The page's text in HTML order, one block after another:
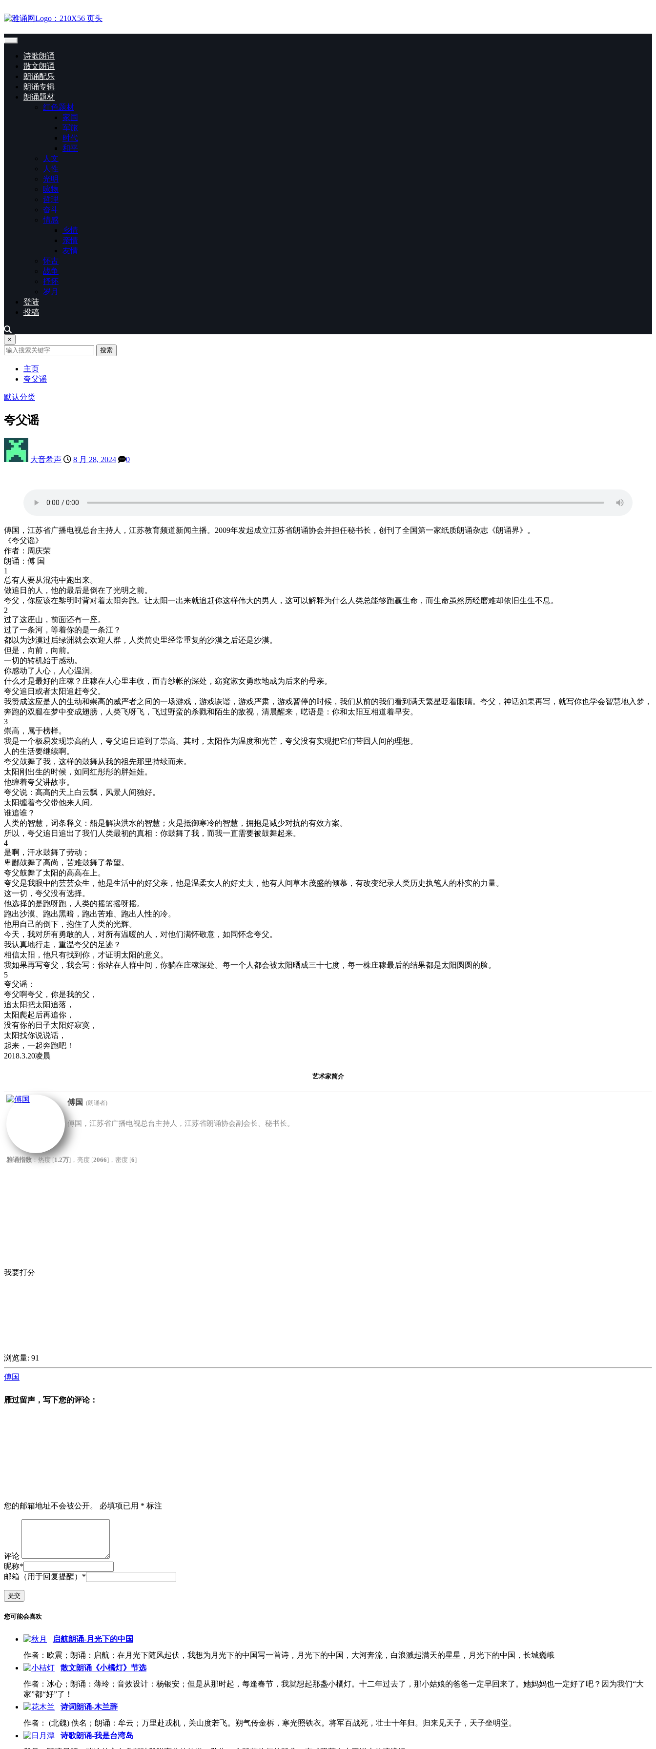
诗歌朗诵
散文朗诵
朗诵配乐
朗诵专辑
朗诵题材
红色题材
家国
军旅
时代
和平
人文
人性
光明
咏物
哲理
奋斗
情感
乡情
亲情
友情
怀古
战争
抒怀
岁月
登陆
投稿
×
搜索
主页
夸父谣
默认分类
夸父谣
大音希声 8 月 28, 2024 0
傅国，江苏省广播电视总台主持人，江苏教育频道新闻主播。2009年发起成立江苏省朗诵协会并担任秘书长，创刊了全国第一家纸质朗诵杂志《朗诵界》。
《夸父谣》
作者：周庆荣
朗诵：傅 国
1
总有人要从混沌中跑出来。
做追日的人，他的最后是倒在了光明之前。
夸父，你应该在黎明时背对着太阳奔跑。让太阳一出来就追赶你这样伟大的男人，这可以解释为什么人类总能够跑赢生命，而生命虽然历经磨难却依旧生生不息。
2
过了这座山，前面还有一座。
过了一条河，等着你的是一条江？
都以为沙漠过后绿洲就会欢迎人群，人类简史里经常重复的沙漠之后还是沙漠。
但是，向前，向前。
一切的转机始于感动。
你感动了人心，人心温润。
什么才是最好的庄稼？庄稼在人心里丰收，而青纱帐的深处，窈窕淑女勇敢地成为后来的母亲。
夸父追日或者太阳追赶夸父。
我赞成这应是人的生动和崇高的威严者之间的一场游戏，游戏诙谐，游戏严肃，游戏暂停的时候，我们从前的我们看到满天繁星眨着眼睛。夸父，神话如果再写，就写你也学会智慧地入梦，
奔跑的双腿在梦中变成翅膀，人类飞呀飞，飞过野蛮的杀戮和陌生的敌视，清晨醒来，呓语是：你和太阳互相道着早安。
3
崇高，属于榜样。
我是一个极易发现崇高的人，夸父追日追到了崇高。其时，太阳作为温度和光芒，夸父没有实现把它们带回人间的理想。
人的生活要继续啊。
夸父鼓舞了我，这样的鼓舞从我的祖先那里持续而来。
太阳刚出生的时候，如同红彤彤的胖娃娃。
他缠着夸父讲故事。
夸父说：高高的天上白云飘，风景人间独好。
太阳缠着夸父带他来人间。
谁追谁？
人类的智慧，词条释义：船是解决洪水的智慧；火是抵御寒冷的智慧，拥抱是减少对抗的有效方案。
所以，夸父追日追出了我们人类最初的真相：你鼓舞了我，而我一直需要被鼓舞起来。
4
是啊，汗水鼓舞了劳动；
卑鄙鼓舞了高尚，苦难鼓舞了希望。
夸父鼓舞了太阳的高高在上。
夸父是我眼中的芸芸众生，他是生活中的好父亲，他是温柔女人的好丈夫，他有人间草木茂盛的倾慕，有改变纪录人类历史执笔人的朴实的力量。
这一切，夸父没有选择。
他选择的是跑呀跑，人类的摇篮摇呀摇。
跑出沙漠、跑出黑暗，跑出苦难、跑出人性的冷。
他用自己的倒下，抱住了人类的光辉。
今天，我对所有勇敢的人，对所有温暖的人，对他们满怀敬意，如同怀念夸父。
我认真地行走，重温夸父的足迹？
相信太阳，他只有找到你，才证明太阳的意义。
我如果再写夸父，我会写：你站在人群中间，你躺在庄稼深处。每一个人都会被太阳晒成三十七度，每一株庄稼最后的结果都是太阳圆圆的脸。
5
夸父谣：
夸父啊夸父，你是我的父，
追太阳把太阳追落，
太阳爬起后再追你，
没有你的日子太阳好寂寞，
太阳找你说说话，
起来，一起奔跑吧！
2018.3.20凌晨
艺术家简介
傅国 (朗诵者)
傅国，江苏省广播电视总台主持人，江苏省朗诵协会副会长、秘书长。
雅诵指数：热度 [1.2万]，亮度 [2066]，密度 [6]
我要打分
浏览量: 91
傅国
雁过留声，写下您的评论：
您的邮箱地址不会被公开。 必填项已用 * 标注
评论
昵称*
邮箱（用于回复提醒） *
您可能会喜欢
启航朗诵-月光下的中国
作者：欧震；朗诵：启航；在月光下随风起伏，我想为月光下的中国写一首诗，月光下的中国，大河奔流，白浪溅起满天的星星，月光下的中国，长城巍峨
散文朗诵《小橘灯》节选
作者：冰心；朗诵：薄玲；音效设计：杨银安；但是从那时起，每逢春节，我就想起那盏小橘灯。十二年过去了，那小姑娘的爸爸一定早回来了。她妈妈也一定好了吧？因为我们“大
家”都“好”了！
诗词朗诵-木兰辞
作者： (北魏) 佚名；朗诵：牟云；万里赴戎机，关山度若飞。朔气传金柝，寒光照铁衣。将军百战死，壮士十年归。归来见天子，天子坐明堂。
诗歌朗诵-我是台湾岛